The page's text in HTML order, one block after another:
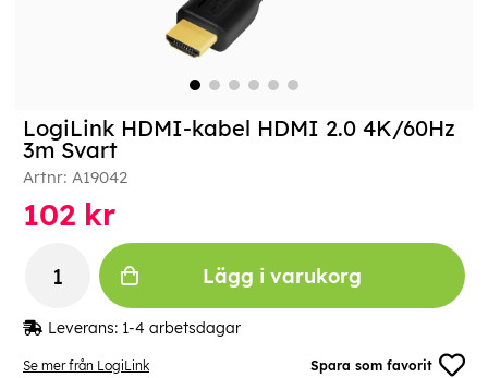
Se mer från LogiLink Spara som favorit
LogiLink HDMI-kabel HDMI 2.0 4K/60Hz
3m Svart
Artnr: A19042
102 kr
Lägg i varukorg
Leverans: 1-4 arbetsdagar